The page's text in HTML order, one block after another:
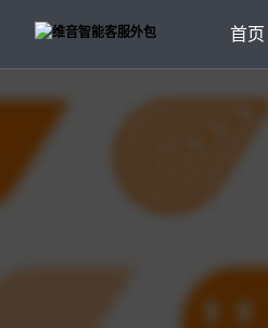
首页
维音产品矩阵
· 专属技术顾问进行1对